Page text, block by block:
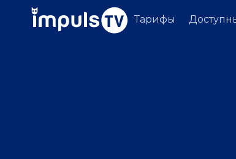
Тарифы